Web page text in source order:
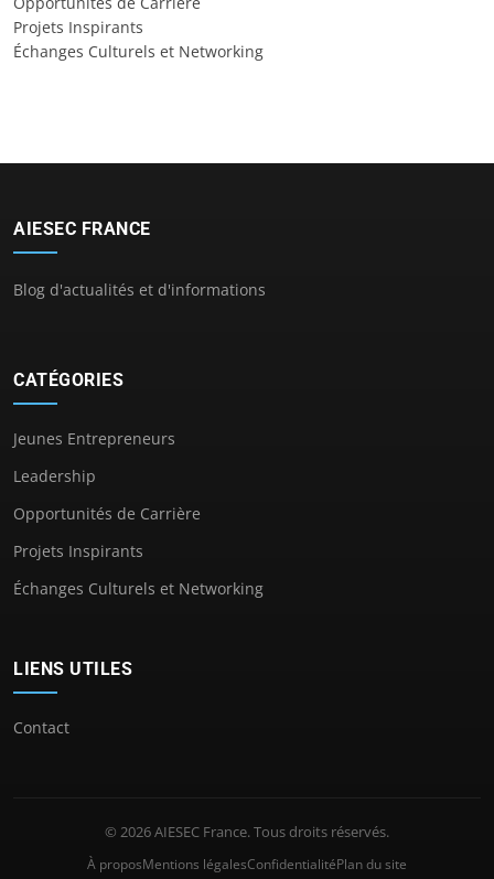
Projets Inspirants
Échanges Culturels et Networking
AIESEC FRANCE
Blog d'actualités et d'informations
CATÉGORIES
Jeunes Entrepreneurs
Leadership
Opportunités de Carrière
Projets Inspirants
Échanges Culturels et Networking
LIENS UTILES
Contact
© 2026 AIESEC France. Tous droits réservés.
À proposMentions légalesConfidentialitéPlan du site